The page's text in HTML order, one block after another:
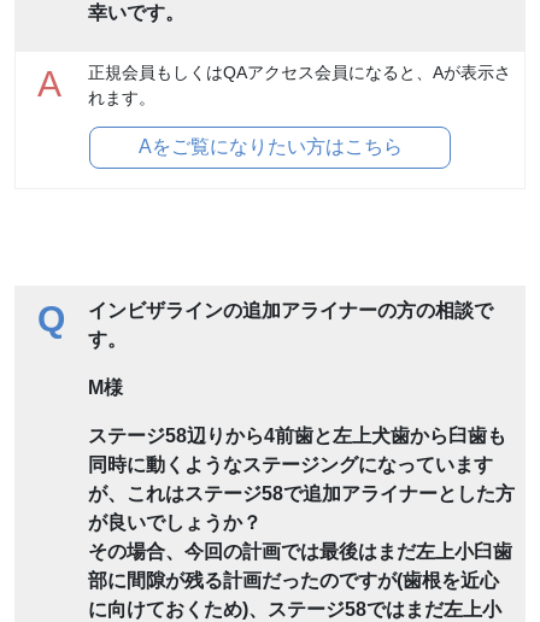
幸いです。
A
正規会員もしくはQAアクセス会員になると、Aが表示さ
れます。
Aをご覧になりたい方はこちら
Q
インビザラインの追加アライナーの方の相談で
す。
M様
ステージ58辺りから4前歯と左上犬歯から臼歯も
同時に動くようなステージングになっています
が、これはステージ58で追加アライナーとした方
が良いでしょうか？
その場合、今回の計画では最後はまだ左上小臼歯
部に間隙が残る計画だったのですが(歯根を近心
に向けておくため)、ステージ58ではまだ左上小